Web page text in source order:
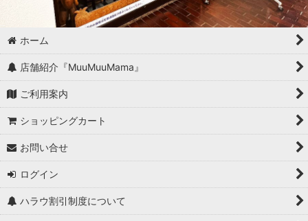
ホーム
店舗紹介『MuuMuuMama』
ご利用案内
ショッピングカート
お問い合せ
ログイン
ハラウ割引制度について